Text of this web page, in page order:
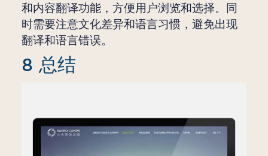
和内容翻译功能，方便用户浏览和选择。同
时需要注意文化差异和语言习惯，避免出现
翻译和语言错误。
8 总结